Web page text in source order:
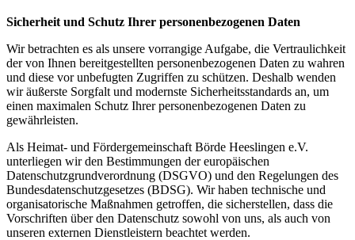
Sicherheit und Schutz Ihrer personenbezogenen Daten
Wir betrachten es als unsere vorrangige Aufgabe, die Vertraulichkeit
der von Ihnen bereitgestellten personenbezogenen Daten zu wahren
und diese vor unbefugten Zugriffen zu schützen. Deshalb wenden
wir äußerste Sorgfalt und modernste Sicherheitsstandards an, um
einen maximalen Schutz Ihrer personenbezogenen Daten zu
gewährleisten.
Als Heimat- und Fördergemeinschaft Börde Heeslingen e.V.
unterliegen wir den Bestimmungen der europäischen
Datenschutzgrundverordnung (DSGVO) und den Regelungen des
Bundesdatenschutzgesetzes (BDSG). Wir haben technische und
organisatorische Maßnahmen getroffen, die sicherstellen, dass die
Vorschriften über den Datenschutz sowohl von uns, als auch von
unseren externen Dienstleistern beachtet werden.